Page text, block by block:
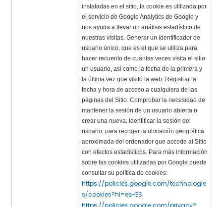
instaladas en el sitio, la cookie es utilizada por
el servicio de Google Analytics de Google y
nos ayuda a llevar un análisis estadístico de
nuestras visitas. Generar un identificador de
usuario único, que es el que se utiliza para
hacer recuento de cuántas veces visita el sitio
un usuario, así como la fecha de la primera y
la última vez que visitó la web. Registrar la
fecha y hora de acceso a cualquiera de las
páginas del Sitio. Comprobar la necesidad de
mantener la sesión de un usuario abierta o
crear una nueva. Identificar la sesión del
usuario, para recoger la ubicación geográfica
aproximada del ordenador que accede al Sitio
con efectos estadísticos. Para más información
sobre las cookies utilizadas por Google puede
consultar su política de cookies:
https://policies.google.com/technologie
s/cookies?hl=es-ES
https://policies.google.com/privacy?